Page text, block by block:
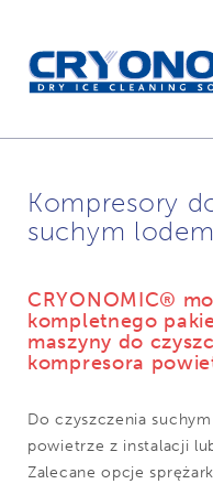
Kompresory
suchym lodem
CRYONOMIC®
kompletnego
maszyny do
kompresora
Do czyszczenia
powietrze z instalacji
Zalecane opcje